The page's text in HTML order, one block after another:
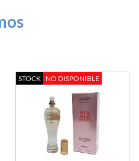
STOCK NO DISPONIBLE